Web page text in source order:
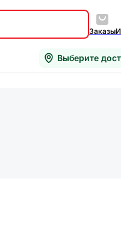
Заказы
Выберите